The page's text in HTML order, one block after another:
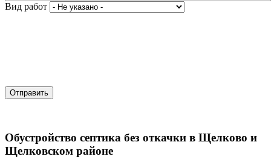
Вид работ
Отправить
Обустройство септика без откачки в Щелково и
Щелковском районе